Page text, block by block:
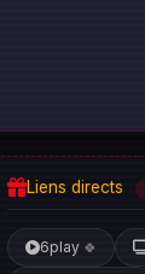
Liens directs
6play 🍀